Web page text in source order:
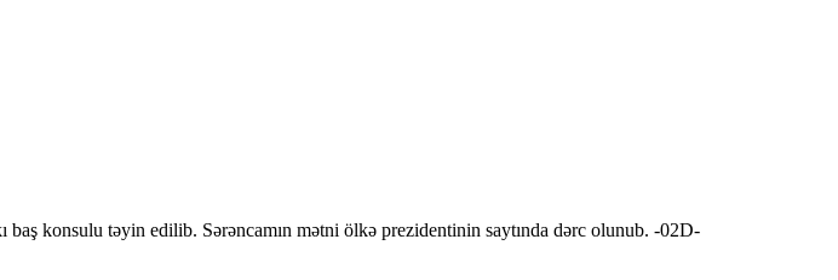
baş konsulu təyin edilib. Sərəncamın mətni ölkə prezidentinin saytında dərc olunub. -02D-